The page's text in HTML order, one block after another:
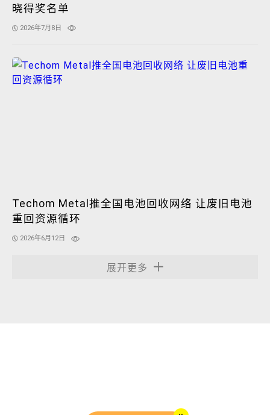
晓得奖名单
2026年7月8日
Techom Metal推全国电池回收网络 让废旧电池
重回资源循环
2026年6月12日
展开更多